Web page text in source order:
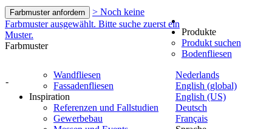
Farbmuster anfordern
> Noch keine
Farbmuster ausgewählt. Bitte suche zuerst ein
Muster.
Farbmuster
-
Nederlands
English (global)
English (US)
Deutsch
Français
Produkte
Produkt suchen
Bodenfliesen
Wandfliesen
Fassadenfliesen
Inspiration
Referenzen und Fallstudien
Gewerbebau